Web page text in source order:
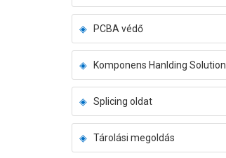
PCBA védő
Komponens Hanlding Solution
Splicing oldat
Tárolási megoldás